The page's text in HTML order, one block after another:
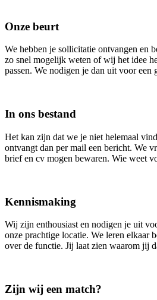
Onze beurt
We hebben je sollicitatie ontvangen en
zo snel mogelijk weten of wij het idee
passen. We nodigen je dan uit voor een
In ons bestand
Het kan zijn dat we je niet helemaal
ontvangt dan per mail een bericht. We
brief en cv mogen bewaren. Wie weet
Kennismaking
Wij zijn enthousiast en nodigen je uit
onze prachtige locatie. We leren elkaar
over de functie. Jij laat zien waarom jij
Zijn wij een match?